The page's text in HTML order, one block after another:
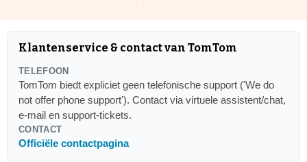
Klantenservice & contact van TomTom
TELEFOON
TomTom biedt expliciet geen telefonische support ('We do
not offer phone support'). Contact via virtuele assistent/chat,
e-mail en support-tickets.
CONTACT
Officiële contactpagina